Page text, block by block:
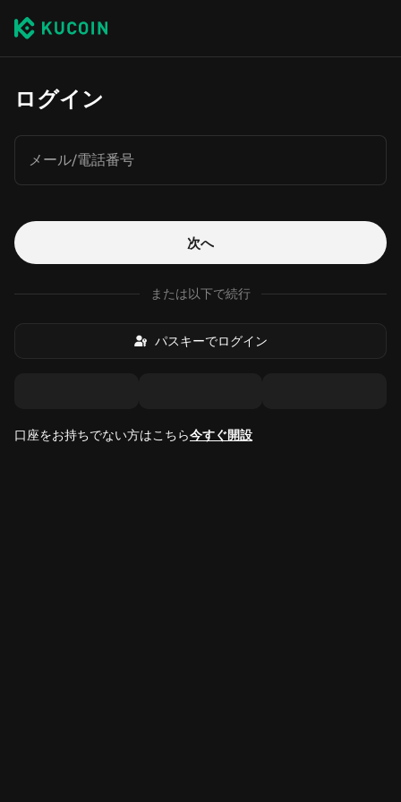
ログイン
メール/電話番号
次へ
または以下で続行
パスキーでログイン
口座をお持ちでない方はこちら今すぐ開設